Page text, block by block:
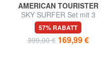
AMERICAN TOURISTER
SKY SURFER Set mit 3
erweiterbaren Trolleys: Kabine,
mittel und groß
57% RABATT
399,00 € 169,99 €